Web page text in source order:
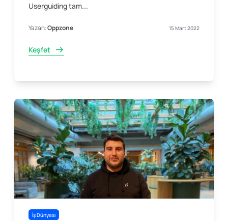
Userguiding tam...
Yazan:Oppzone 15 Mart 2022
Keşfet
İş Dünyası